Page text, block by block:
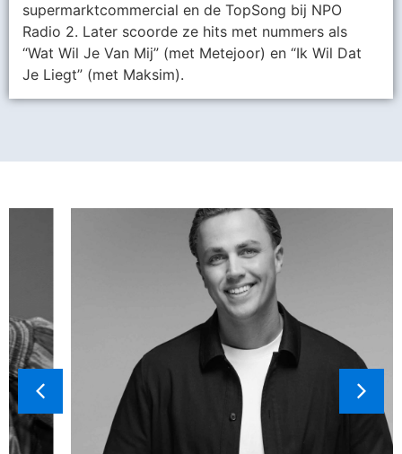
supermarktcommercial en de TopSong bij NPO
Radio 2. Later scoorde ze hits met nummers als
“Wat Wil Je Van Mij” (met Metejoor) en “Ik Wil Dat
Je Liegt” (met Maksim).